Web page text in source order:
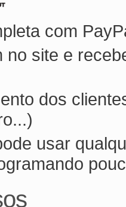
com
no site e
dos
usar